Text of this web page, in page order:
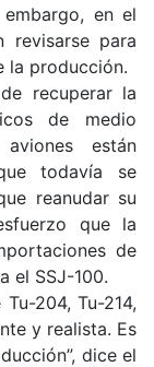
en el
revisarse para
la producción.
recuperar la
de medio
están
todavía se
reanudar su
que la
de
el SSJ-100.
204, Tu-214,
y realista. Es
dice el